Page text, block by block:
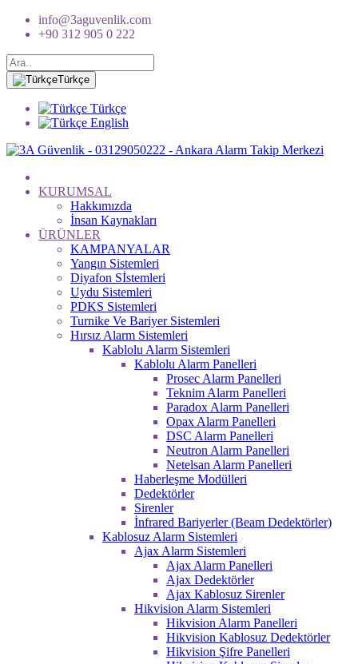
info@3aguvenlik.com
+90 312 905 0 222
Türkçe
Türkçe
English
KURUMSAL
Hakkımızda
İnsan Kaynakları
ÜRÜNLER
KAMPANYALAR
Yangın Sistemleri
Diyafon Sİstemleri
Uydu Sistemleri
PDKS Sistemleri
Turnike Ve Bariyer Sistemleri
Hırsız Alarm Sistemleri
Kablolu Alarm Sistemleri
Kablolu Alarm Panelleri
Prosec Alarm Panelleri
Teknim Alarm Panelleri
Paradox Alarm Panelleri
Opax Alarm Panelleri
DSC Alarm Panelleri
Neutron Alarm Panelleri
Netelsan Alarm Panelleri
Haberleşme Modülleri
Dedektörler
Sirenler
İnfrared Bariyerler (Beam Dedektörler)
Kablosuz Alarm Sistemleri
Ajax Alarm Sistemleri
Ajax Alarm Panelleri
Ajax Dedektörler
Ajax Kablosuz Sirenler
Hikvision Alarm Sistemleri
Hikvision Alarm Panelleri
Hikvision Kablosuz Dedektörler
Hikvision Şifre Panelleri